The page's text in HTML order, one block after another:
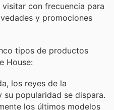
con frecuencia para
y promociones
tipos de productos
House:
los reyes de la
su popularidad se dispara.
los últimos modelos